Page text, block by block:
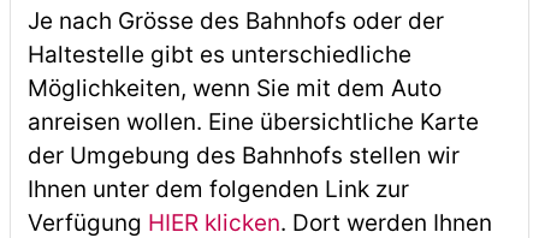
Je nach Grösse des Bahnhofs oder der
Haltestelle gibt es unterschiedliche
Möglichkeiten, wenn Sie mit dem Auto
anreisen wollen. Eine übersichtliche Karte
der Umgebung des Bahnhofs stellen wir
Ihnen unter dem folgenden Link zur
Verfügung HIER klicken. Dort werden Ihnen